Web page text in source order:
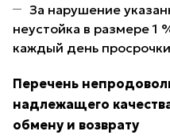
За нарушение
неустойка в размере 1
каждый день
Перечень
надлежащего
обмену и возврату